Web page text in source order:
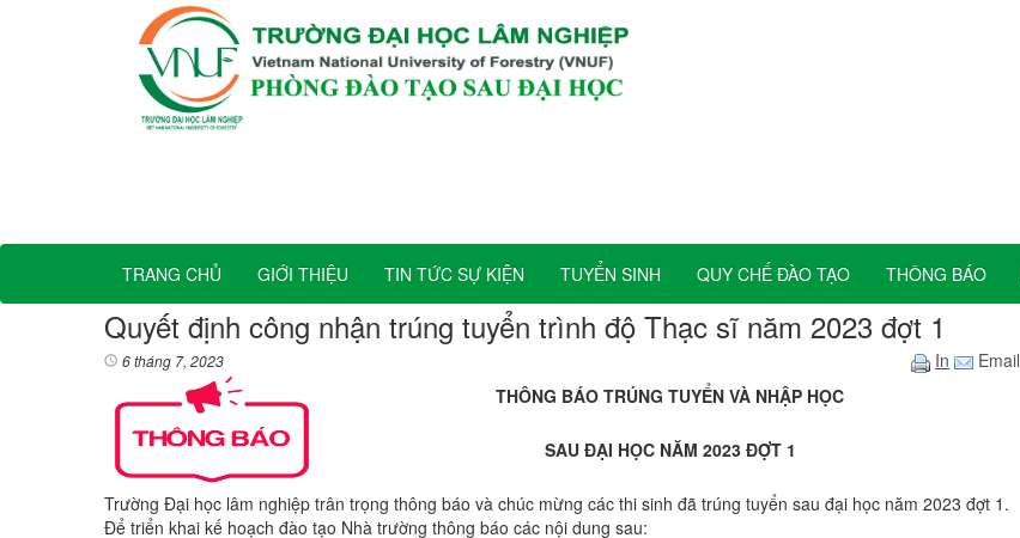
TRANG CHỦ GIỚI THIỆU TIN TỨC SỰ KIỆN TUYỂN SINH QUY CHẾ ĐÀO TẠO THÔNG BÁO
Quyết định công nhận trúng tuyển trình độ Thạc sĩ năm 2023 đợt 1
6 tháng 7, 2023 In
Email
THÔNG BÁO TRÚNG TUYỂN VÀ NHẬP HỌC
SAU ĐẠI HỌC NĂM 2023 ĐỢT 1
Trường Đại học lâm nghiệp trân trọng thông báo và chúc mừng các thi sinh đã trúng tuyển sau đại học năm 2023 đợt 1.
Để triển khai kế hoạch đào tạo Nhà trường thông báo các nội dung sau: